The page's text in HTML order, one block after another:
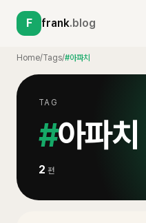
F frank.blog
Home/Tags/#아파치
TAG
#아파치
2 편